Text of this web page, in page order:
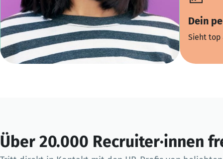
Dein
Sieht
Über 20.000 Recruiter·innen